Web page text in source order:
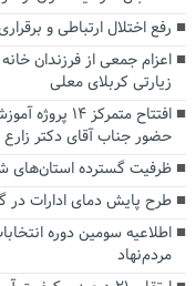
رفع اختلال ارتباطی و
اعزام جمعی از فرزندان
زیارتی کربلای معلی
افتتاح
حضور جناب آقای دکتر
ظرفیت گسترده استان‌های
طرح پایش دمای ادارات در
اطلاعیه سومین دوره
مردم‌نهاد